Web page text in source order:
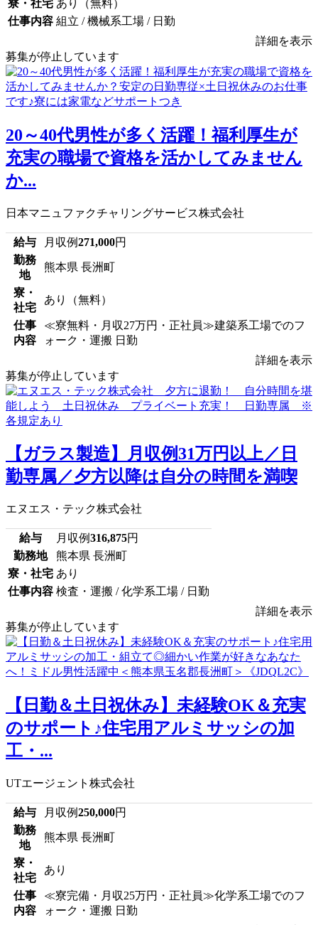
寮・社宅 あり（無料）
仕事内容 組立 / 機械系工場 / 日勤
詳細を表示
募集が停止しています
20～40代男性が多く活躍！福利厚生が
充実の職場で資格を活かしてみません
か...
日本マニュファクチャリングサービス株式会社
給与 月収例271,000円
勤務
地
熊本県 長洲町
寮・
社宅
あり（無料）
仕事
内容
≪寮無料・月収27万円・正社員≫建築系工場でのフ
ォーク・運搬 日勤
詳細を表示
募集が停止しています
【ガラス製造】月収例31万円以上／日
勤専属／夕方以降は自分の時間を満喫
エヌエス・テック株式会社
給与 月収例316,875円
勤務地
熊本県 長洲町
寮・社宅 あり
仕事内容 検査・運搬 / 化学系工場 / 日勤
詳細を表示
募集が停止しています
【日勤＆土日祝休み】未経験OK＆充実
のサポート♪住宅用アルミサッシの加
工・...
UTエージェント株式会社
給与 月収例250,000円
勤務
地
熊本県 長洲町
寮・
社宅
あり
仕事
内容
≪寮完備・月収25万円・正社員≫化学系工場でのフ
ォーク・運搬 日勤